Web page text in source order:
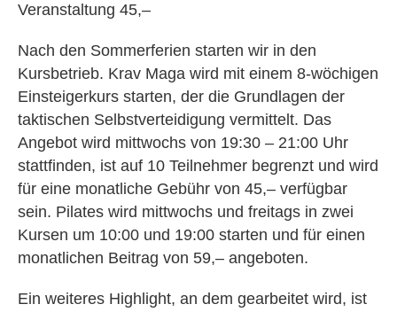
Veranstaltung 45,–
Nach den Sommerferien starten wir in den
Kursbetrieb. Krav Maga wird mit einem 8-wöchigen
Einsteigerkurs starten, der die Grundlagen der
taktischen Selbstverteidigung vermittelt. Das
Angebot wird mittwochs von 19:30 – 21:00 Uhr
stattfinden, ist auf 10 Teilnehmer begrenzt und wird
für eine monatliche Gebühr von 45,– verfügbar
sein. Pilates wird mittwochs und freitags in zwei
Kursen um 10:00 und 19:00 starten und für einen
monatlichen Beitrag von 59,– angeboten.
Ein weiteres Highlight, an dem gearbeitet wird, ist